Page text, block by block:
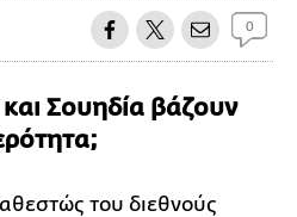
0
Σουηδία βάζουν
του διεθνούς